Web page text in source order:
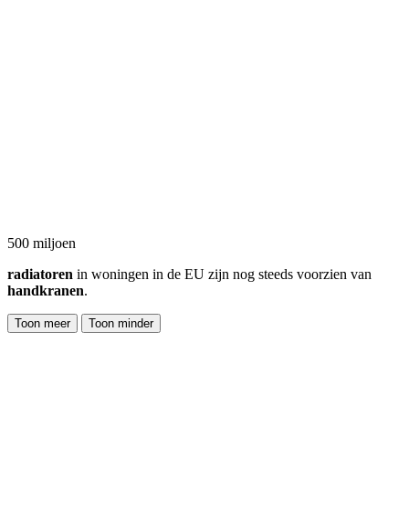
500 miljoen
radiatoren in woningen in de EU zijn nog steeds voorzien van
handkranen.
Toon meer Toon minder